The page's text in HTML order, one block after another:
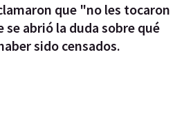
que "no les tocaron
abrió la duda sobre qué
sido censados.